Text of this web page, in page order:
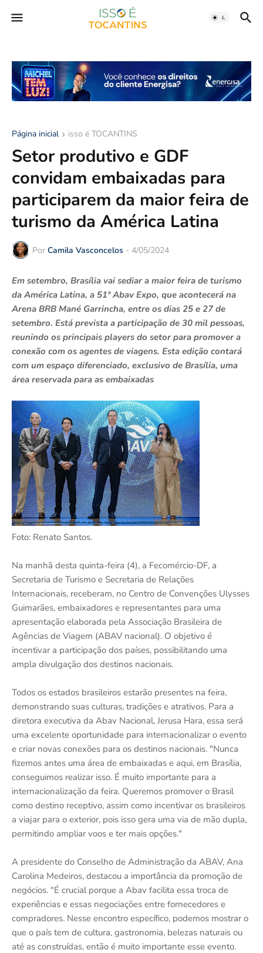
Página inicial isso é TOCANTINS
Setor produtivo e GDF
convidam embaixadas para
participarem da maior feira de
turismo da América Latina
Por Camila Vasconcelos - 4/05/2024
Em setembro, Brasília vai sediar a maior feira de turismo
da América Latina, a 51ª Abav Expo, que acontecerá na
Arena BRB Mané Garrincha, entre os dias 25 e 27 de
setembro. Está prevista a participação de 30 mil pessoas,
reunindo os principais players do setor para promover a
conexão com os agentes de viagens. Esta edição contará
com um espaço diferenciado, exclusivo de Brasília, uma
área reservada para as embaixadas
Foto: Renato Santos.
Na manhã desta quinta-feira (4), a Fecomércio-DF, a
Secretaria de Turismo e Secretaria de Relações
Internacionais, receberam, no Centro de Convenções Ulysses
Guimarães, embaixadores e representantes para uma
apresentação elaborada pela Associação Brasileira de
Agências de Viagem (ABAV nacional). O objetivo é
incentivar a participação dos países, possibilitando uma
ampla divulgação dos destinos nacionais.
Todos os estados brasileiros estarão presentes na feira,
demonstrando suas culturas, tradições e atrativos. Para a
diretora executiva da Abav Nacional, Jerusa Hara, essa será
uma excelente oportunidade para internacionalizar o evento
e criar novas conexões para os destinos nacionais. "Nunca
fizemos antes uma área de embaixadas e aqui, em Brasília,
conseguimos realizar isso. É muito importante para a
internacionalização da feira. Queremos promover o Brasil
como destino receptivo, assim como incentivar os brasileiros
a viajar para o exterior, pois isso gera uma via de mão dupla,
permitindo ampliar voos e ter mais opções."
A presidente do Conselho de Administração da ABAV, Ana
Carolina Medeiros, destacou a importância da promoção de
negócios. "É crucial porque a Abav facilita essa troca de
experiências e essas negociações entre fornecedores e
compradores. Nesse encontro específico, podemos mostrar o
que o país tem de cultura, gastronomia, belezas naturais ou
até as construídas, então é muito importante esse evento.